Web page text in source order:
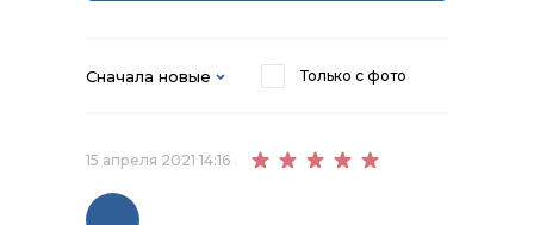
Сначала новые Только с фото
15 апреля 2021 14:16